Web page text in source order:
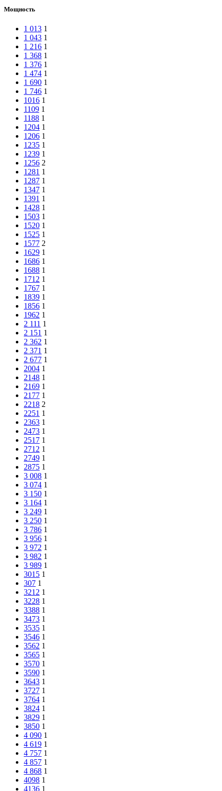
Мощность
1 013 1
1 043 1
1 216 1
1 368 1
1 376 1
1 474 1
1 690 1
1 746 1
1016 1
1109 1
1188 1
1204 1
1206 1
1235 1
1239 1
1256 2
1281 1
1287 1
1347 1
1391 1
1428 1
1503 1
1520 1
1525 1
1577 2
1629 1
1686 1
1688 1
1712 1
1767 1
1839 1
1856 1
1962 1
2 111 1
2 151 1
2 362 1
2 371 1
2 677 1
2004 1
2148 1
2169 1
2177 1
2218 2
2251 1
2363 1
2473 1
2517 1
2712 1
2749 1
2875 1
3 008 1
3 074 1
3 150 1
3 164 1
3 249 1
3 250 1
3 786 1
3 956 1
3 972 1
3 982 1
3 989 1
3015 1
307 1
3212 1
3228 1
3388 1
3473 1
3535 1
3546 1
3562 1
3565 1
3570 1
3590 1
3643 1
3727 1
3764 1
3824 1
3829 1
3850 1
4 090 1
4 619 1
4 757 1
4 857 1
4 868 1
4098 1
4136 1